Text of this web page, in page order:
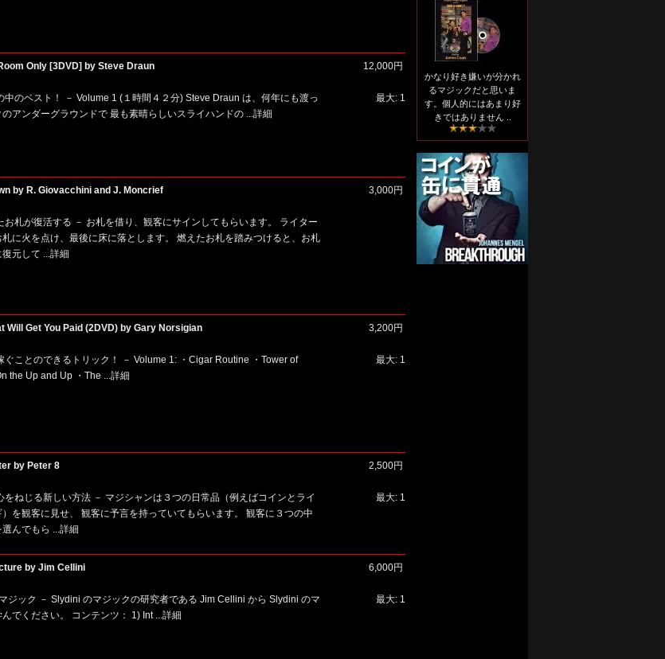
Only [3DVD] by Steve Draun
中のベスト！ － Volume 1 (１時間４２分) Steve Draun は、何年にも渡っ
アンダーグラウンドで 最も素晴らしいスライハンドの ...詳細
12,000円
最大: 1
by R. Giovacchini and J. Moncrief
お札が復活する － お札を借り、観客にサインしてもらいます。 ライター
札に火を点け、最後に床に落とします。 燃えたお札を踏みつけると、お札
元して ...詳細
3,000円
Will Get You Paid (2DVD) by Gary Norsigian
ぐことのできるトリック！ － Volume 1: ・Cigar Routine ・Tower of
the Up and Up ・The ...詳細
3,200円
最大: 1
by Peter 8
をねじる新しい方法 － マジシャンは３つの日常品（例えばコインとライ
）を観客に見せ、 観客に予言を持っていてもらいます。 観客に３つの中
んでもら ...詳細
2,500円
最大: 1
by Jim Cellini
ジック － Slydini のマジックの研究者である Jim Cellini から Slydini のマ
んでください。 コンテンツ： 1) Int...詳細
6,000円
最大: 1
かなり好き嫌いが分かれ
るマジックだと思いま
す。個人的にはあまり好
きではありません ..